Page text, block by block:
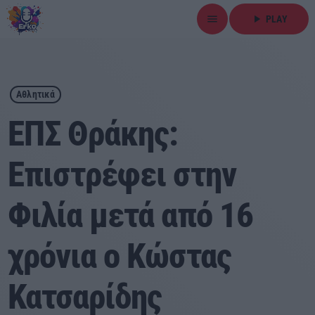
menu play_arrow PLAY
close
play_arrow ΕΡΚΟ
Αρχική
Εκπομπές
Ειδήσεις
Τοπικά Νέα
Αθλητικά
Αθλητικά
ΕΠΣ Θράκης:
Επιστρέφει στην
Φιλία μετά από 16
χρόνια ο Κώστας
Κατσαρίδης